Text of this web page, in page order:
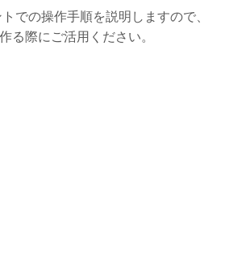
での操作手順を説明しますので、
る際にご活用ください。